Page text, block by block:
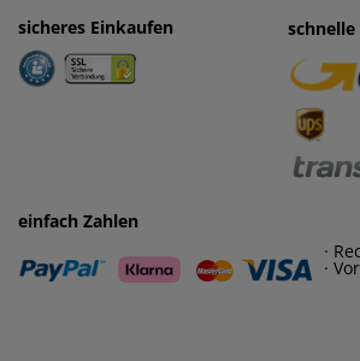
sicheres Einkaufen
·
·
einfach Zahlen
·
·